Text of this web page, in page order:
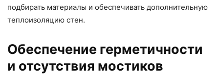
подбирать материалы и обеспечивать дополнительную
теплоизоляцию стен.
Обеспечение герметичности
и отсутствия мостиков